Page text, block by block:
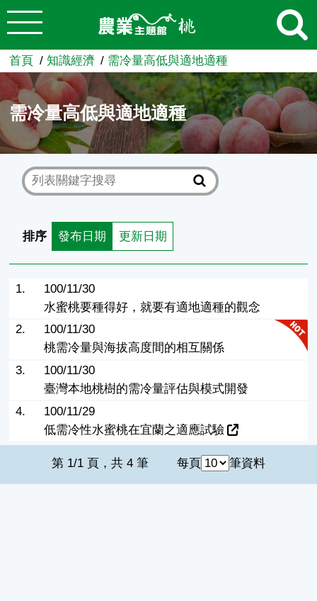
跳到主要內容
農業知識入口網
首頁 知識經濟 需冷量高低與適地適種
需冷量高低與適地適種
排序 發布日期 更新日期
1.
100/11/30
水蜜桃要種得好，就要有適地適種的觀念
2.
100/11/30
桃需冷量與海拔高度間的相互關係
3.
100/11/30
臺灣本地桃樹的需冷量評估與模式開發
4.
100/11/29
低需冷性水蜜桃在宜蘭之適應試驗
第 1/1 頁，共 4 筆 每頁 筆資料